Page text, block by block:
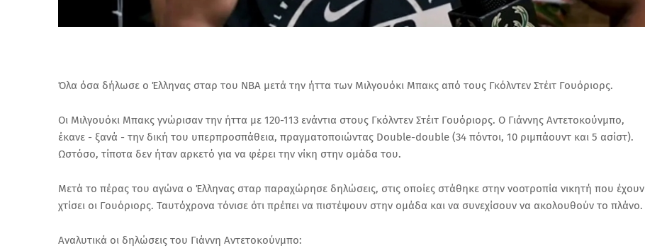
Όλα όσα δήλωσε ο Έλληνας σταρ του NBA μετά την ήττα των Μιλγουόκι Μπακς από τους Γκόλντεν Στέιτ Γουόριορς.
Οι Μιλγουόκι Μπακς γνώρισαν την ήττα με 120-113 ενάντια στους Γκόλντεν Στέιτ Γουόριορς. Ο Γιάννης Αντετοκούνμπο,
έκανε - ξανά - την δική του υπερπροσπάθεια, πραγματοποιώντας Double-double (34 πόντοι, 10 ριμπάουντ και 5 ασίστ).
Ωστόσο, τίποτα δεν ήταν αρκετό για να φέρει την νίκη στην ομάδα του.
Μετά το πέρας του αγώνα ο Έλληνας σταρ παραχώρησε δηλώσεις, στις οποίες στάθηκε στην νοοτροπία νικητή που έχουν
χτίσει οι Γουόριορς. Ταυτόχρονα τόνισε ότι πρέπει να πιστέψουν στην ομάδα και να συνεχίσουν να ακολουθούν το πλάνο.
Αναλυτικά οι δηλώσεις του Γιάννη Αντετοκούνμπο: